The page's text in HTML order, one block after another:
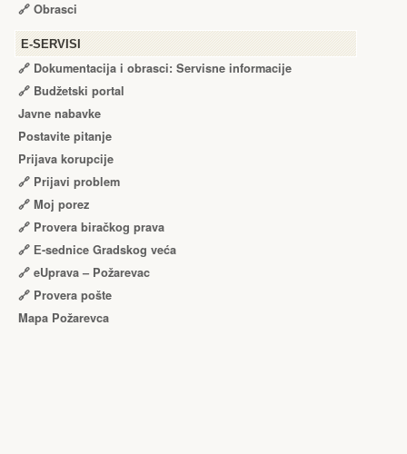
🔗 Obrasci
Е-SERVISI
🔗 Dokumentacija i obrasci: Servisne informacije
🔗 Budžetski portal
Javne nabavke
Postavite pitanje
Prijava korupcije
🔗 Prijavi problem
🔗 Moj porez
🔗 Provera biračkog prava
🔗 Е-sednice Gradskog veća
🔗 eUprava – Požarevac
🔗 Provera pošte
Mapa Požarevca